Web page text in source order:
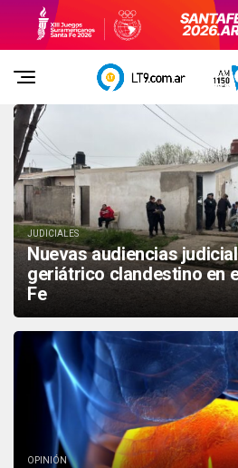
JUDICIALES
Nuevas audiencias
geriátrico clandestino en
Fe
OPINIÓN